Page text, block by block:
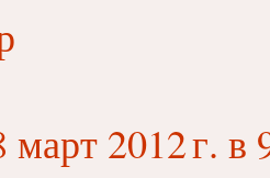
март 2012 г. в